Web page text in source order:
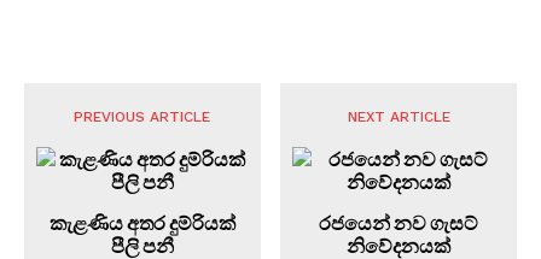
PREVIOUS ARTICLE
කැළණිය අතර දුම්රියක්
පීලි පනී
NEXT ARTICLE
රජයෙන් නව ගැසට්
නිවේදනයක්